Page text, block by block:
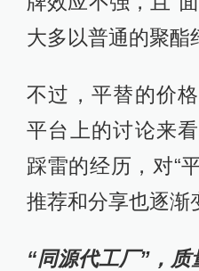
大多以普通的聚酯
不过，平替的价
平台上的讨论来
踩雷的经历，对“
推荐和分享也逐渐
“同源代工厂”，